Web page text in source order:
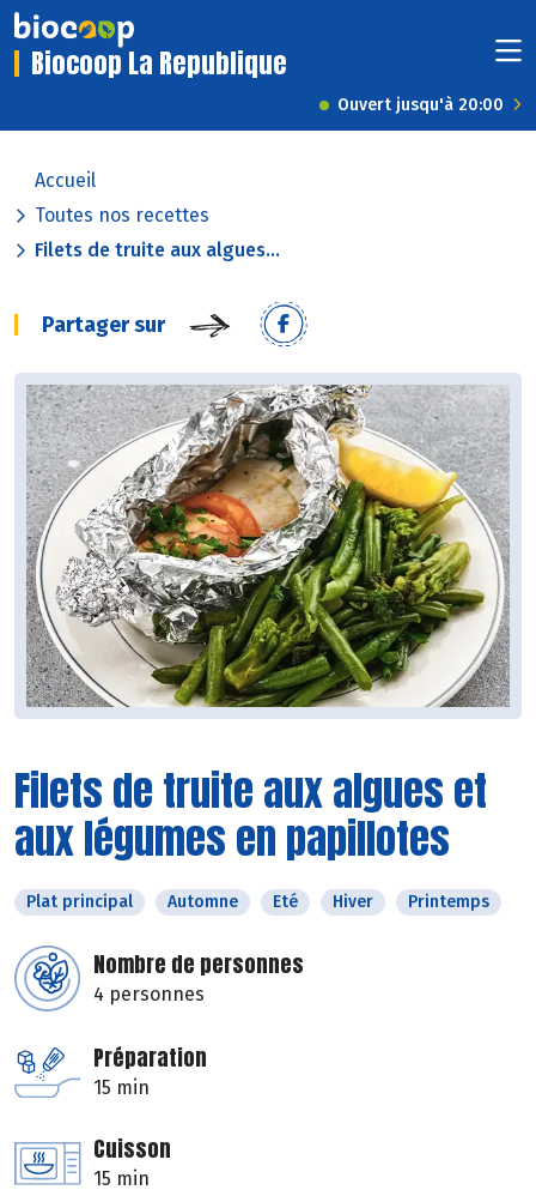
Biocoop La Republique
Ouvert jusqu'à 20:00
Accueil
Toutes nos recettes
Filets de truite aux algues...
Partager sur
Filets de truite aux algues et
aux légumes en papillotes
Plat principal Automne Eté Hiver Printemps
Nombre de personnes
4 personnes
Préparation
15 min
Cuisson
15 min